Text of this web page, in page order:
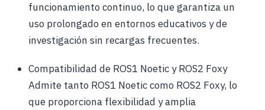
funcionamiento continuo, lo que garantiza un
uso prolongado en entornos educativos y de
investigación sin recargas frecuentes.
Compatibilidad de ROS1 Noetic y ROS2 Foxy
Admite tanto ROS1 Noetic como ROS2 Foxy, lo
que proporciona flexibilidad y amplia